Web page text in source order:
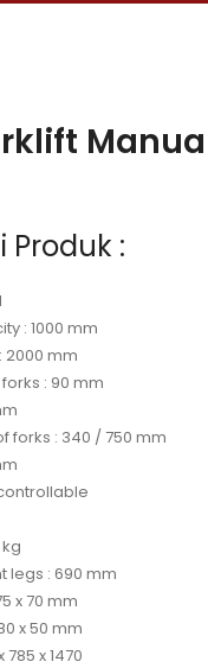
Manual
Produk :
: 1000 mm
2000 mm
: 90 mm
forks : 340 / 750 mm
legs : 690 mm
x 70 mm
x 50 mm
x 1470